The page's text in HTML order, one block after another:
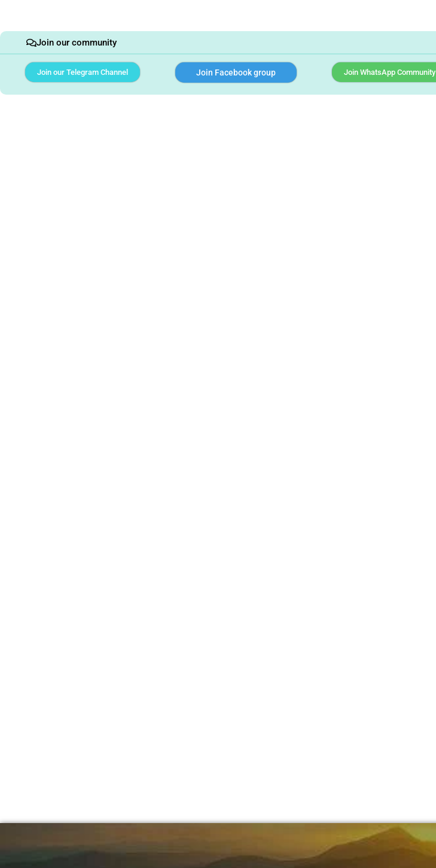
Join our community
Join our Telegram Channel Join Facebook group Join WhatsApp Community